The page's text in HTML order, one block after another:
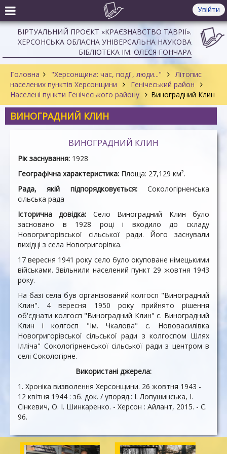
Увійти
ВІРТУАЛЬНИЙ ПРОЄКТ «КРАЄЗНАВСТВО ТАВРІЇ».
ХЕРСОНСЬКА ОБЛАСНА УНІВЕРСАЛЬНА НАУКОВА
БІБЛІОТЕКА ІМ. ОЛЕСЯ ГОНЧАРА
Головна "Херсонщина: час, події, люди..."
Літопис
населених пунктів Херсонщини
Генічеський район
Населені пункти Генічеського району
Виноградний Клин
ВИНОГРАДНИЙ КЛИН
ВИНОГРАДНИЙ КЛИН
Рік заснування: 1928
Географічна характеристика: Площа: 27,129 км².
Рада, якій підпорядковується: Сокологірненська
сільська рада
Історична довідка: Село Виноградний Клин було
засновано в 1928 році і входило до складу
Новогригорівської сільської ради. Його заснували
вихідці з села Новогригорівка.
17 вересня 1941 року село було окуповане німецькими
військами. Звільнили населений пункт 29 жовтня 1943
року.
На базі села був організований колгосп "Виноградний
Клин". 4 вересня 1950 року прийнято рішення
об'єднати колгосп "Виноградний Клин" с. Виноградний
Клин і колгосп "Ім. Чкалова" с. Нововасилівка
Новогригорівської сільської ради з колгоспом Шлях
Ілліча" Сокологірненської сільської ради з центром в
селі Сокологірне.
Використані джерела:
1. Хроніка визволення Херсонщини. 26 жовтня 1943 -
12 квітня 1944 : зб. док. / упоряд.: І. Лопушинська, І.
Сінкевич, О. І. Шинкаренко. - Херсон : Айлант, 2015. - С.
96.